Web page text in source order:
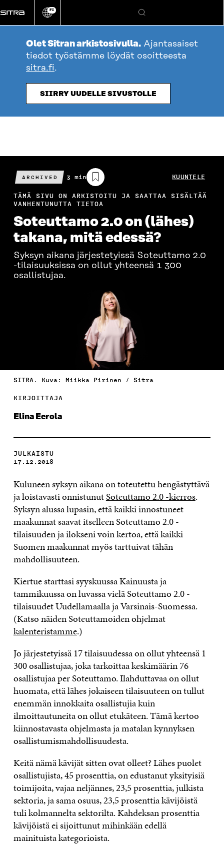
suoraan
sisältöön
Vaihda
kieli
FI
Hae
Olet Sitran arkistosivulla. Ajantasaiset
tiedot työstämme löydät osoitteesta
sitra.fi.
SIIRRY UUDELLE SIVUSTOLLE
ARCHIVED
Arvioitu
lukuaika
3 min KUUNTELE
TÄMÄ SIVU ON ARKISTOITU JA SAATTAA SISÄLTÄÄ
VANHENTUNUTTA TIETOA
Soteuttamo 2.0 on (lähes)
takana, mitä edessä?
Syksyn aikana järjestetyissä Soteuttamo 2.0
-tilaisuuksissa on ollut yhteensä 1 300
osallistujaa.
SITRA. Kuva: Miikka Pirinen / Sitra
KIRJOITTAJA
Elina Eerola
JULKAISTU
17.12.2018
Kuluneen syksyn aikana on toteutettu hengästyttävä
ja loistavasti onnistunutSoteuttamo 2.0 -kierros.
Syksyn alussa lupasin, että kaikki innostuneet
maakunnat saavat itselleen Soteuttamo 2.0 -
tilaisuuden ja ilokseni voin kertoa, että kaikki
Suomen maakunnat myös tarttuivat tähän
mahdollisuuteen.
Kiertue starttasi syyskuussa Kainuusta ja
tammikuussa on luvassa vielä Soteuttamo 2.0 -
tilaisuudet Uudellamaalla ja Varsinais-Suomessa.
(Katso näiden Soteuttamoiden ohjelmat
kalenteristamme.)
Jo järjestetyissä 17 tilaisuudessa on ollut yhteensä 1
300 osallistujaa, joka tarkoittaa keskimäärin 76
osallistujaa per Soteuttamo. Ilahduttavaa on ollut
huomata, että lähes jokaiseen tilaisuuteen on tullut
enemmän innokkaita osallistujia kuin
ilmoittautuneita on ollut etukäteen. Tämä kertoo
kiinnostavasta ohjelmasta ja matalan kynnyksen
osallistumismahdollisuudesta.
Keitä nämä kävijät sitten ovat olleet? Lähes puolet
osallistujista, 45 prosenttia, on edustanut yksityisiä
toimijoita, vajaa neljännes, 23,5 prosenttia, julkista
sektoria, ja sama osuus, 23,5 prosenttia kävijöistä
tuli kolmannelta sektorilta. Kahdeksan prosenttia
kävijöistä ei sijoittunut mihinkään edellä
mainituista kategorioista.